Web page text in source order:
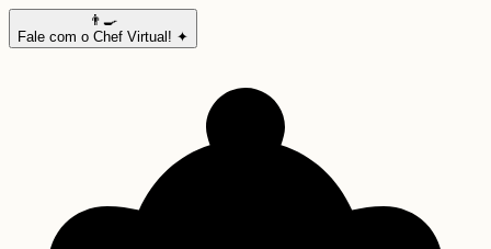
👨‍🍳
Fale com o Chef Virtual! ✦